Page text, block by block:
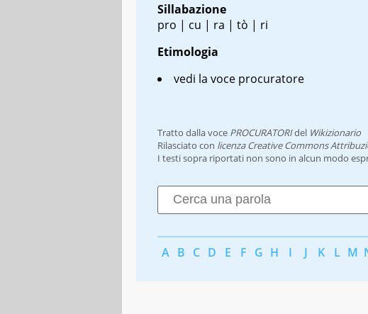
Sillabazione
pro | cu | ra | tò | ri
Etimologia
vedi la voce procuratore
Tratto dalla voce PROCURATORIdel Wikizionario
Rilasciato con licenza Creative Commons
I testi sopra riportati non sono in alcun modo
A B C D E F G H I J K L M